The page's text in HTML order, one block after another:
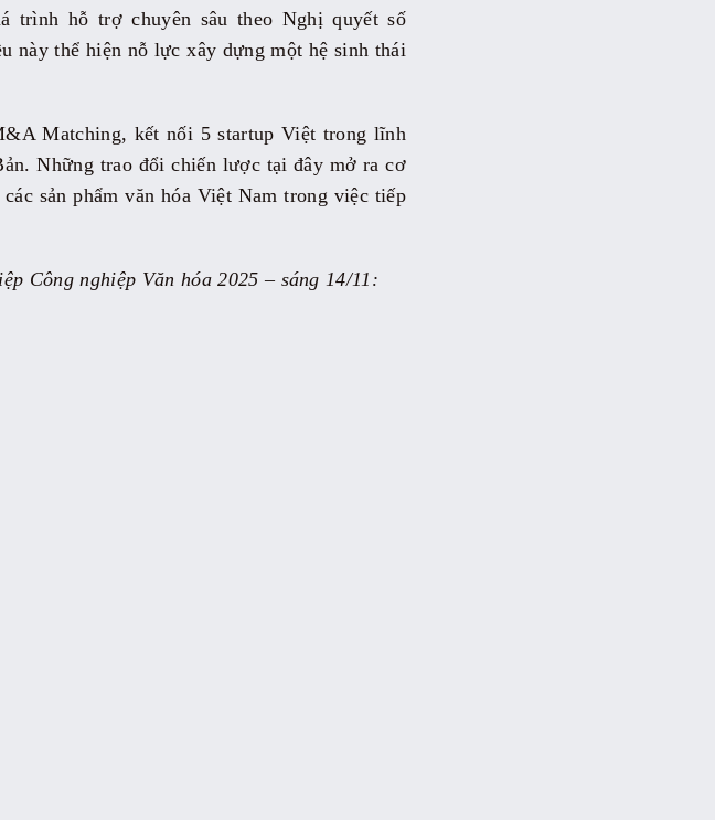
hỗ trợ chuyên sâu theo Nghị quyết số
này thể hiện nỗ lực xây dựng một hệ sinh thái
Matching, kết nối 5 startup Việt trong lĩnh
Những trao đổi chiến lược tại đây mở ra cơ
sản phẩm văn hóa Việt Nam trong việc tiếp
Công nghiệp Văn hóa 2025 – sáng 14/11: